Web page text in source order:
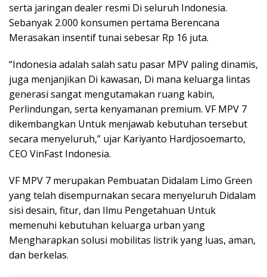
serta jaringan dealer resmi Di seluruh Indonesia.
Sebanyak 2.000 konsumen pertama Berencana
Merasakan insentif tunai sebesar Rp 16 juta.
“Indonesia adalah salah satu pasar MPV paling dinamis,
juga menjanjikan Di kawasan, Di mana keluarga lintas
generasi sangat mengutamakan ruang kabin,
Perlindungan, serta kenyamanan premium. VF MPV 7
dikembangkan Untuk menjawab kebutuhan tersebut
secara menyeluruh,” ujar Kariyanto Hardjosoemarto,
CEO VinFast Indonesia.
VF MPV 7 merupakan Pembuatan Didalam Limo Green
yang telah disempurnakan secara menyeluruh Didalam
sisi desain, fitur, dan Ilmu Pengetahuan Untuk
memenuhi kebutuhan keluarga urban yang
Mengharapkan solusi mobilitas listrik yang luas, aman,
dan berkelas.